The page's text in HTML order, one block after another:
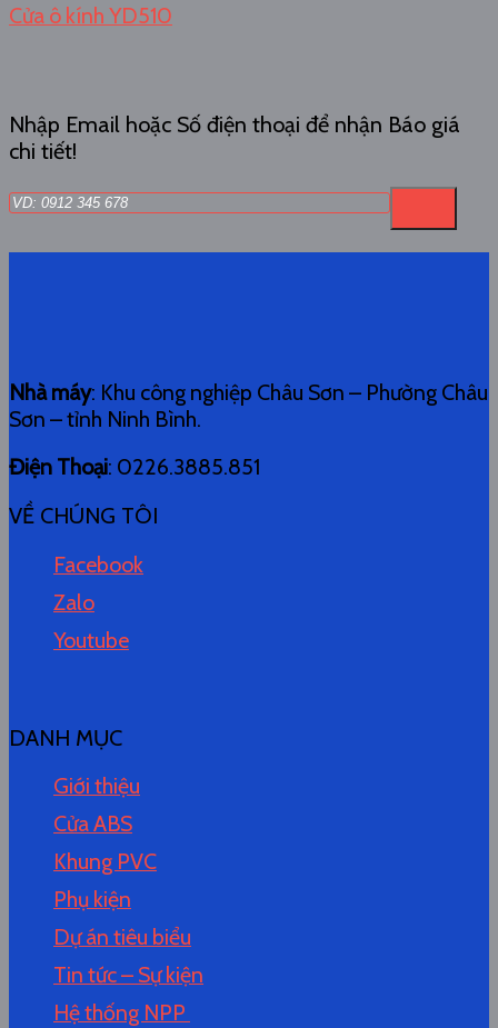
Cửa ô kính YD510
Nhập Email hoặc Số điện thoại để nhận Báo giá
chi tiết!
Nhà máy: Khu công nghiệp Châu Sơn – Phường Châu
Sơn – tỉnh Ninh Bình.
Điện Thoại: 0226.3885.851
VỀ CHÚNG TÔI
Facebook
Zalo
Youtube
DANH MỤC
Giới thiệu
Cửa ABS
Khung PVC
Phụ kiện
Dự án tiêu biểu
Tin tức – Sự kiện
Hệ thống NPP